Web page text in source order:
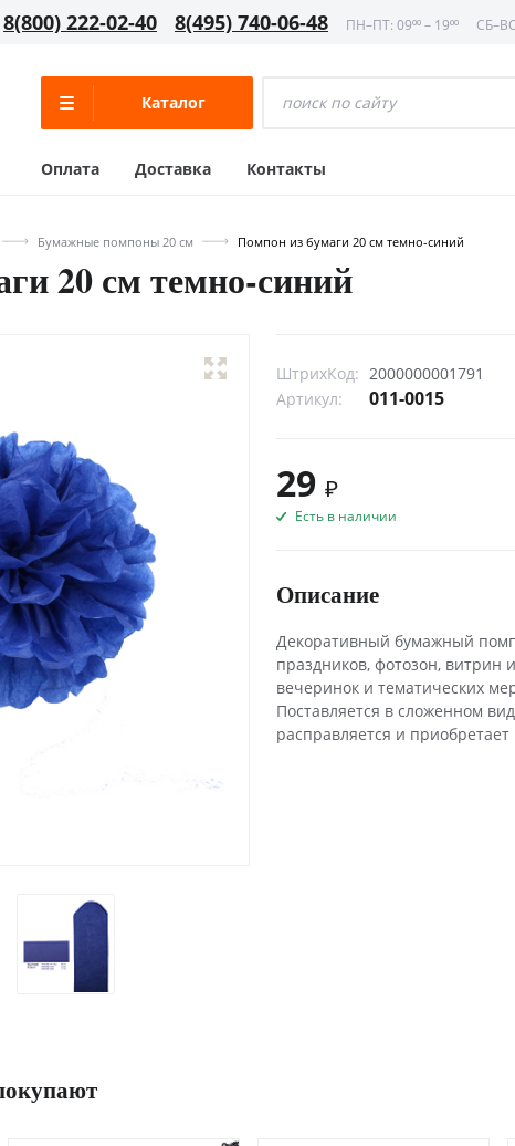
8(800) 222-02-40 8(495) 740-06-48 ПН–ПТ: 09⁰⁰ – 19⁰⁰
Каталог
Оплата Доставка Контакты
Бумажные помпоны 20 см Помпон из бумаги 20 см темно-синий
20 см темно-синий
ШтрихКод: 2000000001791
Артикул:
011-0015
29 ₽
Есть в наличии
Описание
Декоративный бумажный
праздников, фотозон, витрин
вечеринок и тематических
Поставляется в сложенном
расправляется и